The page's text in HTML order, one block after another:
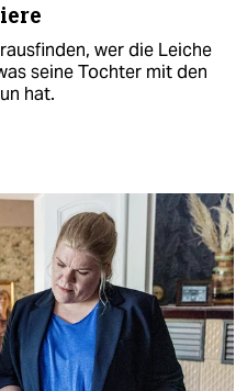
wer die Leiche
seine Tochter mit den
hat.